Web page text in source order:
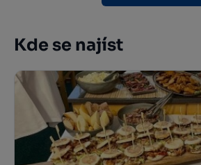
Kde se najíst